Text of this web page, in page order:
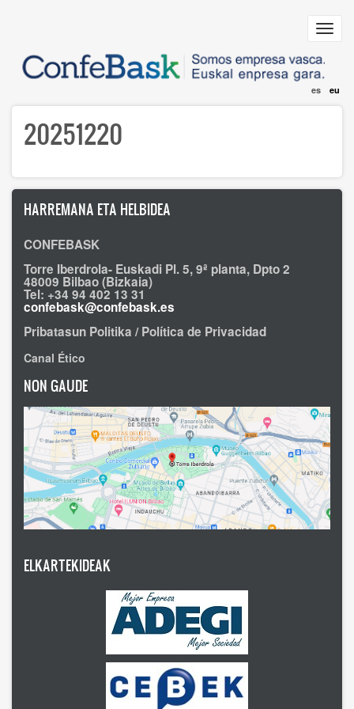
content
es eu
20251220
HARREMANA ETA HELBIDEA
CONFEBASK
Torre Iberdrola- Euskadi Pl. 5, 9ª planta, Dpto 2
48009 Bilbao (Bizkaia)
Tel: +34 94 402 13 31
confebask@confebask.es
Pribatasun Politika / Política de Privacidad
Canal Ético
NON GAUDE
ELKARTEKIDEAK